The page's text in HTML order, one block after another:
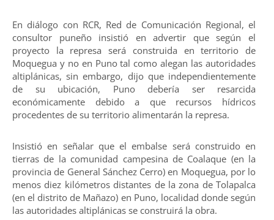
En diálogo con RCR, Red de Comunicación Regional, el
consultor puneño insistió en advertir que según el
proyecto la represa será construida en territorio de
Moquegua y no en Puno tal como alegan las autoridades
altiplánicas, sin embargo, dijo que independientemente
de su ubicación, Puno debería ser resarcida
económicamente debido a que recursos hídricos
procedentes de su territorio alimentarán la represa.
Insistió en señalar que el embalse será construido en
tierras de la comunidad campesina de Coalaque (en la
provincia de General Sánchez Cerro) en Moquegua, por lo
menos diez kilómetros distantes de la zona de Tolapalca
(en el distrito de Mañazo) en Puno, localidad donde según
las autoridades altiplánicas se construirá la obra.